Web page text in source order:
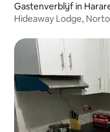
Gastenverblijf in
Hideaway Lodge,